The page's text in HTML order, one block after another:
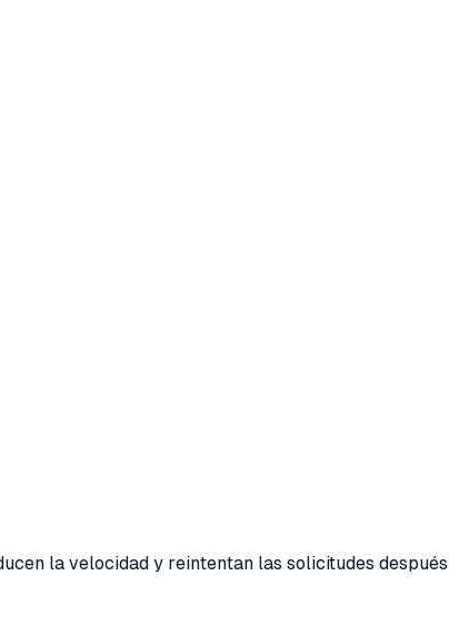
la velocidad y reintentan las solicitudes